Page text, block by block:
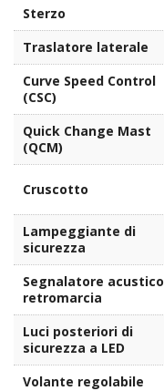
Sterzo
Traslatore laterale
Curve Speed Control
(CSC)
Quick Change Mast
(QCM)
Cruscotto
Lampeggiante di
sicurezza
Segnalatore acustico
retromarcia
Luci posteriori di
sicurezza a LED
Volante regolabile